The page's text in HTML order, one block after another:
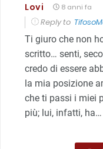
Lovi 8 anni fa
Reply to
Ti giuro che non
scritto… senti,
credo di essere
la mia posizione
che ti passi i miei
più; lui, infatti, ha…